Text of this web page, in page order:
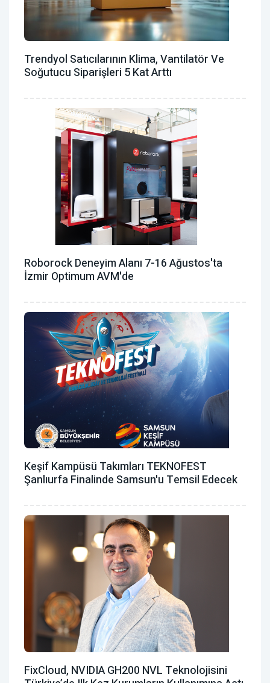
Trendyol Satıcılarının Klima, Vantilatör ‎ve
Soğutucu Siparişleri 5 Kat Arttı
Roborock Deneyim Alanı 7-16 Ağustos'ta
İzmir Optimum AVM'de
Keşif Kampüsü Takımları TEKNOFEST
Şanlıurfa Finalinde Samsun'u Temsil Edecek
FixCloud, NVIDIA GH200 NVL Teknolojisini